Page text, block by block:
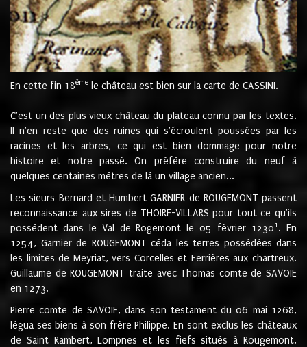
En cette fin 18ème le château est bien sur la carte de CASSINI.
C'est un des plus vieux château du plateau connu par les textes.
Il n'en reste que des ruines qui s'écroulent poussées par les
racines et les arbres, ce qui est bien dommage pour notre
histoire et notre passé. On préfère construire du neuf à
quelques centaines mètres de là un village ancien...
Les sieurs Bernard et Humbert GARNIER de ROUGEMONT passent
reconnaissance aux sires de THOIRE-VILLARS pour tout ce qu'ils
possèdent dans le Val de Rogemont le 05 février 12301 . En
1254, Garnier de ROUGEMONT céda les terres possédées dans
les limites de Meyriat, vers Corcelles et Ferrières aux chartreux.
Guillaume de ROUGEMONT traite avec Thomas comte de SAVOIE
en 1273.
Pierre comte de SAVOIE, dans son testament du 06 mai 1268,
légua ses biens à son frère Philippe. En sont exclus les châteaux
de Saint Rambert, Lompnes et les fiefs situés à Rougemont,